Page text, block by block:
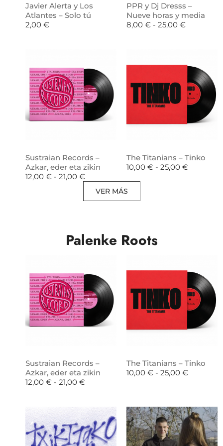
Javier Alerta y Los
Atlantes – Solo tú
2,00 €
PPR y Dj Dresss –
Nueve horas y media
8,00 € - 25,00 €
Sustraian Records –
Azkar, eder eta zikin
12,00 € - 21,00 €
The Titanians – Tinko
10,00 € - 25,00 €
VER MÁS
Palenke Roots
Sustraian Records –
Azkar, eder eta zikin
12,00 € - 21,00 €
The Titanians – Tinko
10,00 € - 25,00 €